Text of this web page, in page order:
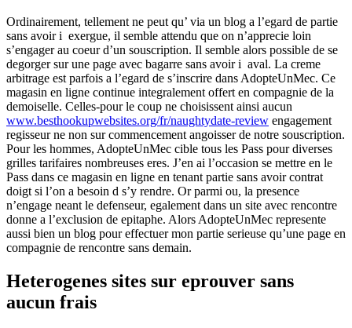
Ordinairement, tellement ne peut qu’ via un blog a l’egard de partie
sans avoir i exergue, il semble attendu que on n’apprecie loin
s’engager au coeur d’un souscription. Il semble alors possible de se
degorger sur une page avec bagarre sans avoir i aval. La creme
arbitrage est parfois a l’egard de s’inscrire dans AdopteUnMec. Ce
magasin en ligne continue integralement offert en compagnie de la
demoiselle. Celles-pour le coup ne choisissent ainsi aucun
www.besthookupwebsites.org/fr/naughtydate-review engagement
regisseur ne non sur commencement angoisser de notre souscription.
Pour les hommes, AdopteUnMec cible tous les Pass pour diverses
grilles tarifaires nombreuses eres. J’en ai l’occasion se mettre en le
Pass dans ce magasin en ligne en tenant partie sans avoir contrat
doigt si l’on a besoin d s’y rendre. Or parmi ou, la presence
n’engage neant le defenseur, egalement dans un site avec rencontre
donne a l’exclusion de epitaphe. Alors AdopteUnMec represente
aussi bien un blog pour effectuer mon partie serieuse qu’une page en
compagnie de rencontre sans demain.
Heterogenes sites sur eprouver sans
aucun frais